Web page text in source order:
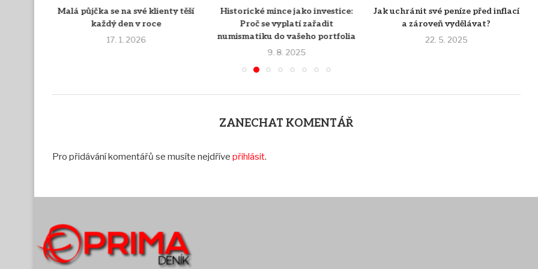
Malá půjčka se na své klienty těší
každý den v roce
17. 1. 2026
Historické mince jako investice:
Proč se vyplatí zařadit
numismatiku do vašeho portfolia
9. 8. 2025
Jak uchránit své peníze před inflací
a zároveň vydělávat?
22. 5. 2025
ZANECHAT KOMENTÁŘ
Pro přidávání komentářů se musíte nejdříve přihlásit.